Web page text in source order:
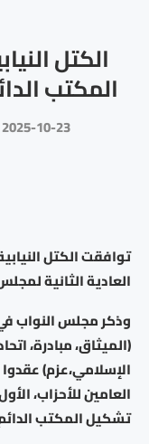
الكتل
المكتب
2025-10-23
توافقت الكتل
العادية الثانية
وذكر مجلس النواب
(الميثاق، مبادرة،
الإسلامي،عزم)
العامين للأحزاب،
تشكيل المكتب